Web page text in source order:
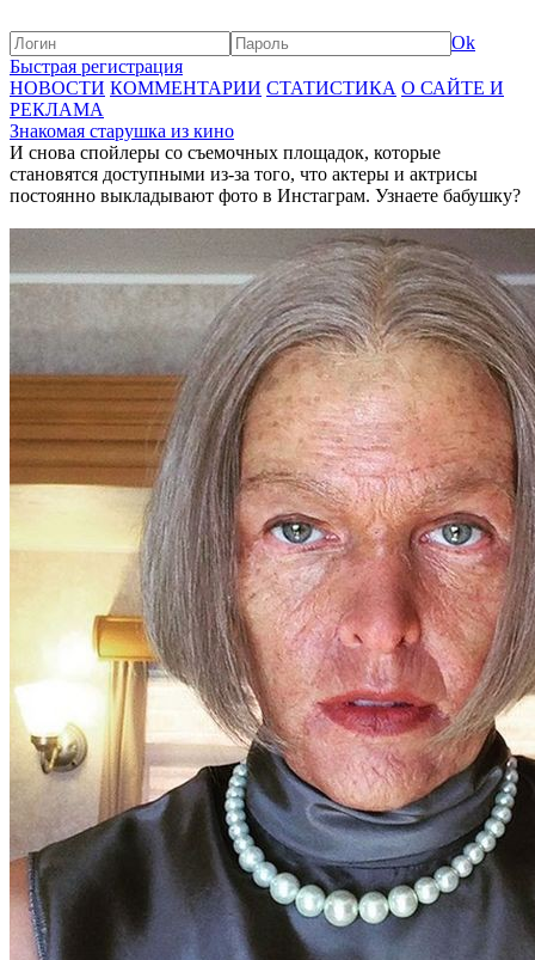
Ok
Быстрая регистрация
НОВОСТИ КОММЕНТАРИИ СТАТИСТИКА О САЙТЕ И
РЕКЛАМА
Знакомая старушка из кино
И снова спойлеры со съемочных площадок, которые
становятся доступными из-за того, что актеры и актрисы
постоянно выкладывают фото в Инстаграм. Узнаете бабушку?